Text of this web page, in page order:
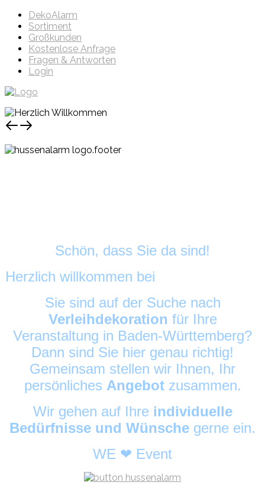
DekoAlarm
Sortiment
Großkunden
Kostenlose Anfrage
Fragen & Antworten
Login
Schön, dass Sie da sind!
Herzlich willkommen bei
Sie sind auf der Suche nach
Verleihdekoration für Ihre
Veranstaltung in Baden-Württemberg?
Dann sind Sie hier genau richtig!
Gemeinsam stellen wir Ihnen, Ihr
persönliches Angebot zusammen.
Wir gehen auf Ihre individuelle
Bedürfnisse und Wünsche gerne ein.
WE ❤ Event